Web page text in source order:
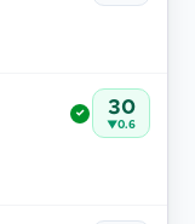
✓ 30
▼0.6